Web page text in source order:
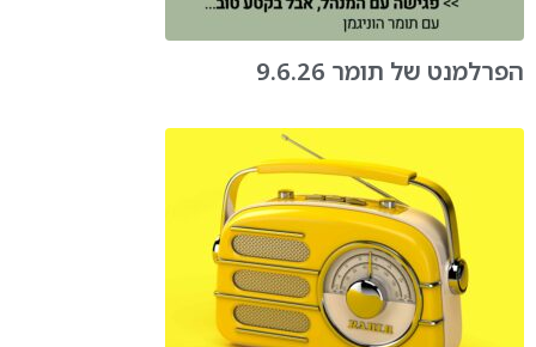
הפרלמנט של תומר 9.6.26